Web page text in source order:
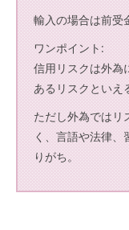
輸入の場合は前受
ワンポイント:
信用リスクは外為
あるリスクといえ
ただし外為ではリ
く、言語や法律
りがち。